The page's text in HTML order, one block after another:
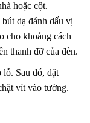
hoặc cột.
dạ đánh dấu vị
cho khoảng cách
thanh đỡ của đèn.
Sau đó, đặt
vít vào tường.